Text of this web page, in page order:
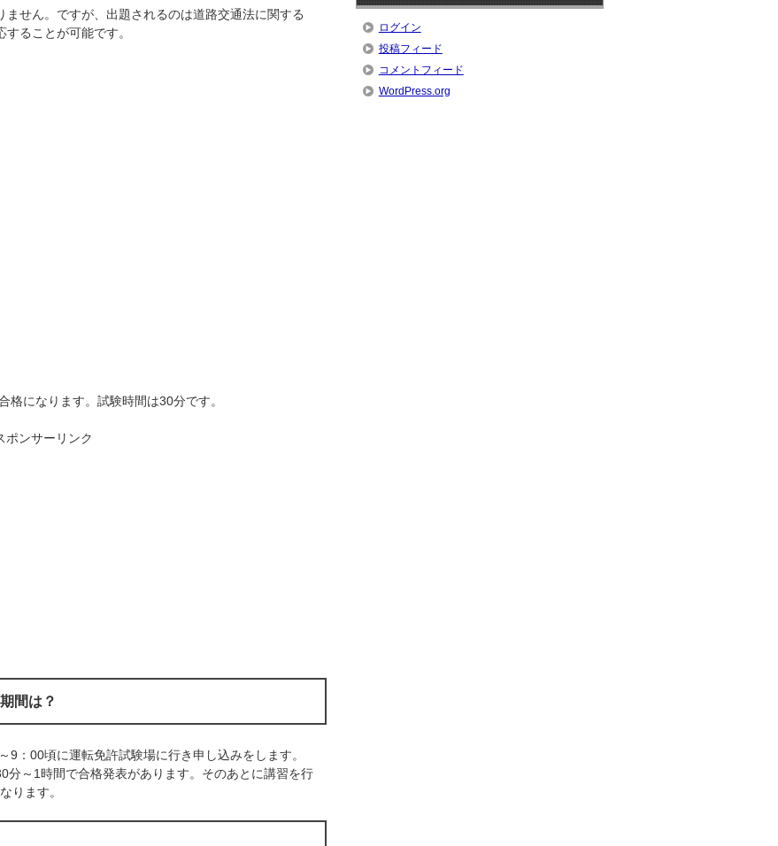
せん。ですが、出題されるのは道路交通法に関する
ることが可能です。
になります。試験時間は30分です。
ポンサーリンク
間は？
9：00頃に運転免許試験場に行き申し込みをします。
分～1時間で合格発表があります。そのあとに講習を行
ります。
ログイン
投稿フィード
コメントフィード
WordPress.org